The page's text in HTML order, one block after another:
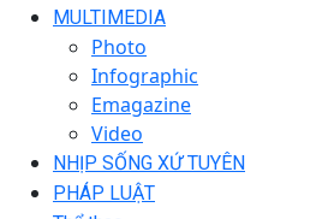
MULTIMEDIA
Photo
Infographic
Emagazine
Video
NHỊP SỐNG XỨ TUYÊN
PHÁP LUẬT